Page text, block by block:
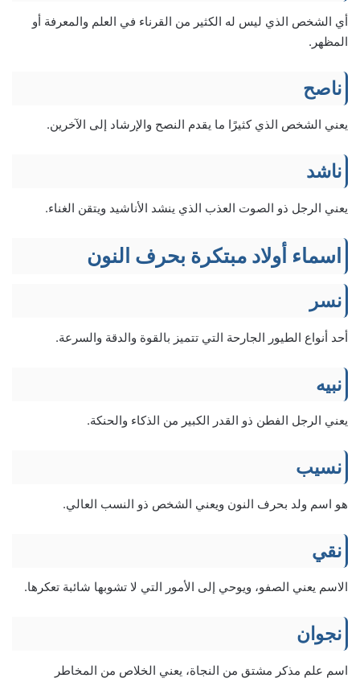
أي الشخص الذي ليس له الكثير من القرناء في العلم والمعرفة أو
المظهر.
ناصح
يعني الشخص الذي كثيرًا ما يقدم النصح والإرشاد إلى الآخرين.
ناشد
يعني الرجل ذو الصوت العذب الذي ينشد الأناشيد ويتقن الغناء.
اسماء أولاد مبتكرة بحرف النون
نسر
أحد أنواع الطيور الجارحة التي تتميز بالقوة والدقة والسرعة.
نبيه
يعني الرجل الفطن ذو القدر الكبير من الذكاء والحنكة.
نسيب
هو اسم ولد بحرف النون ويعني الشخص ذو النسب العالي.
نقي
الاسم يعني الصفو، ويوحي إلى الأمور التي لا تشوبها شائبة تعكرها.
نجوان
اسم علم مذكر مشتق من النجاة، يعني الخلاص من المخاطر